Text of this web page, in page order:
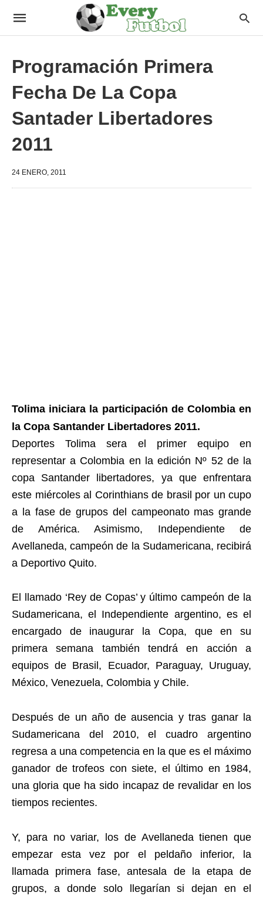
Programación Primera
Fecha De La Copa
Santader Libertadores
2011
24 ENERO, 2011
Tolima iniciara la participación de Colombia en
la Copa Santander Libertadores 2011.
Deportes Tolima sera el primer equipo en
representar a Colombia en la edición Nº 52 de la
copa Santander libertadores, ya que enfrentara
este miércoles al Corinthians de brasil por un cupo
a la fase de grupos del campeonato mas grande
de América. Asimismo, Independiente de
Avellaneda, campeón de la Sudamericana, recibirá
a Deportivo Quito.
El llamado ‘Rey de Copas’ y último campeón de la
Sudamericana, el Independiente argentino, es el
encargado de inaugurar la Copa, que en su
primera semana también tendrá en acción a
equipos de Brasil, Ecuador, Paraguay, Uruguay,
México, Venezuela, Colombia y Chile.
Después de un año de ausencia y tras ganar la
Sudamericana del 2010, el cuadro argentino
regresa a una competencia en la que es el máximo
ganador de trofeos con siete, el último en 1984,
una gloria que ha sido incapaz de revalidar en los
tiempos recientes.
Y, para no variar, los de Avellaneda tienen que
empezar esta vez por el peldaño inferior, la
llamada primera fase, antesala de la etapa de
grupos, a donde solo llegarían si dejan en el